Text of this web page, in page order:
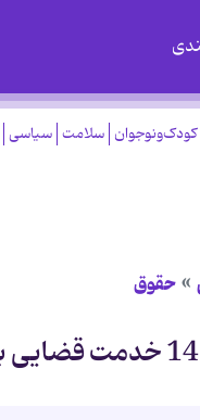
کودک‌ونوجوان سلامت سیاسی
حقوق